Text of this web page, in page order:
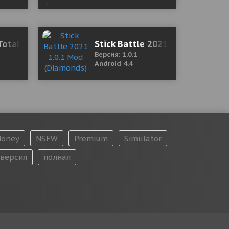
Armageddon 4.2.1 (Mod Money)
Stick Battle 2021 1.0.1 Mod
Версия: 1.0.1
Android 4.4
NSFW Premium
Simulator
версия
полная